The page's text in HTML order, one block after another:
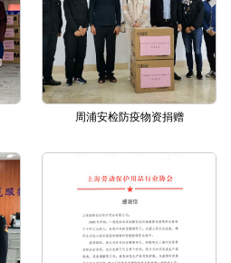
周浦安检防疫物资捐赠